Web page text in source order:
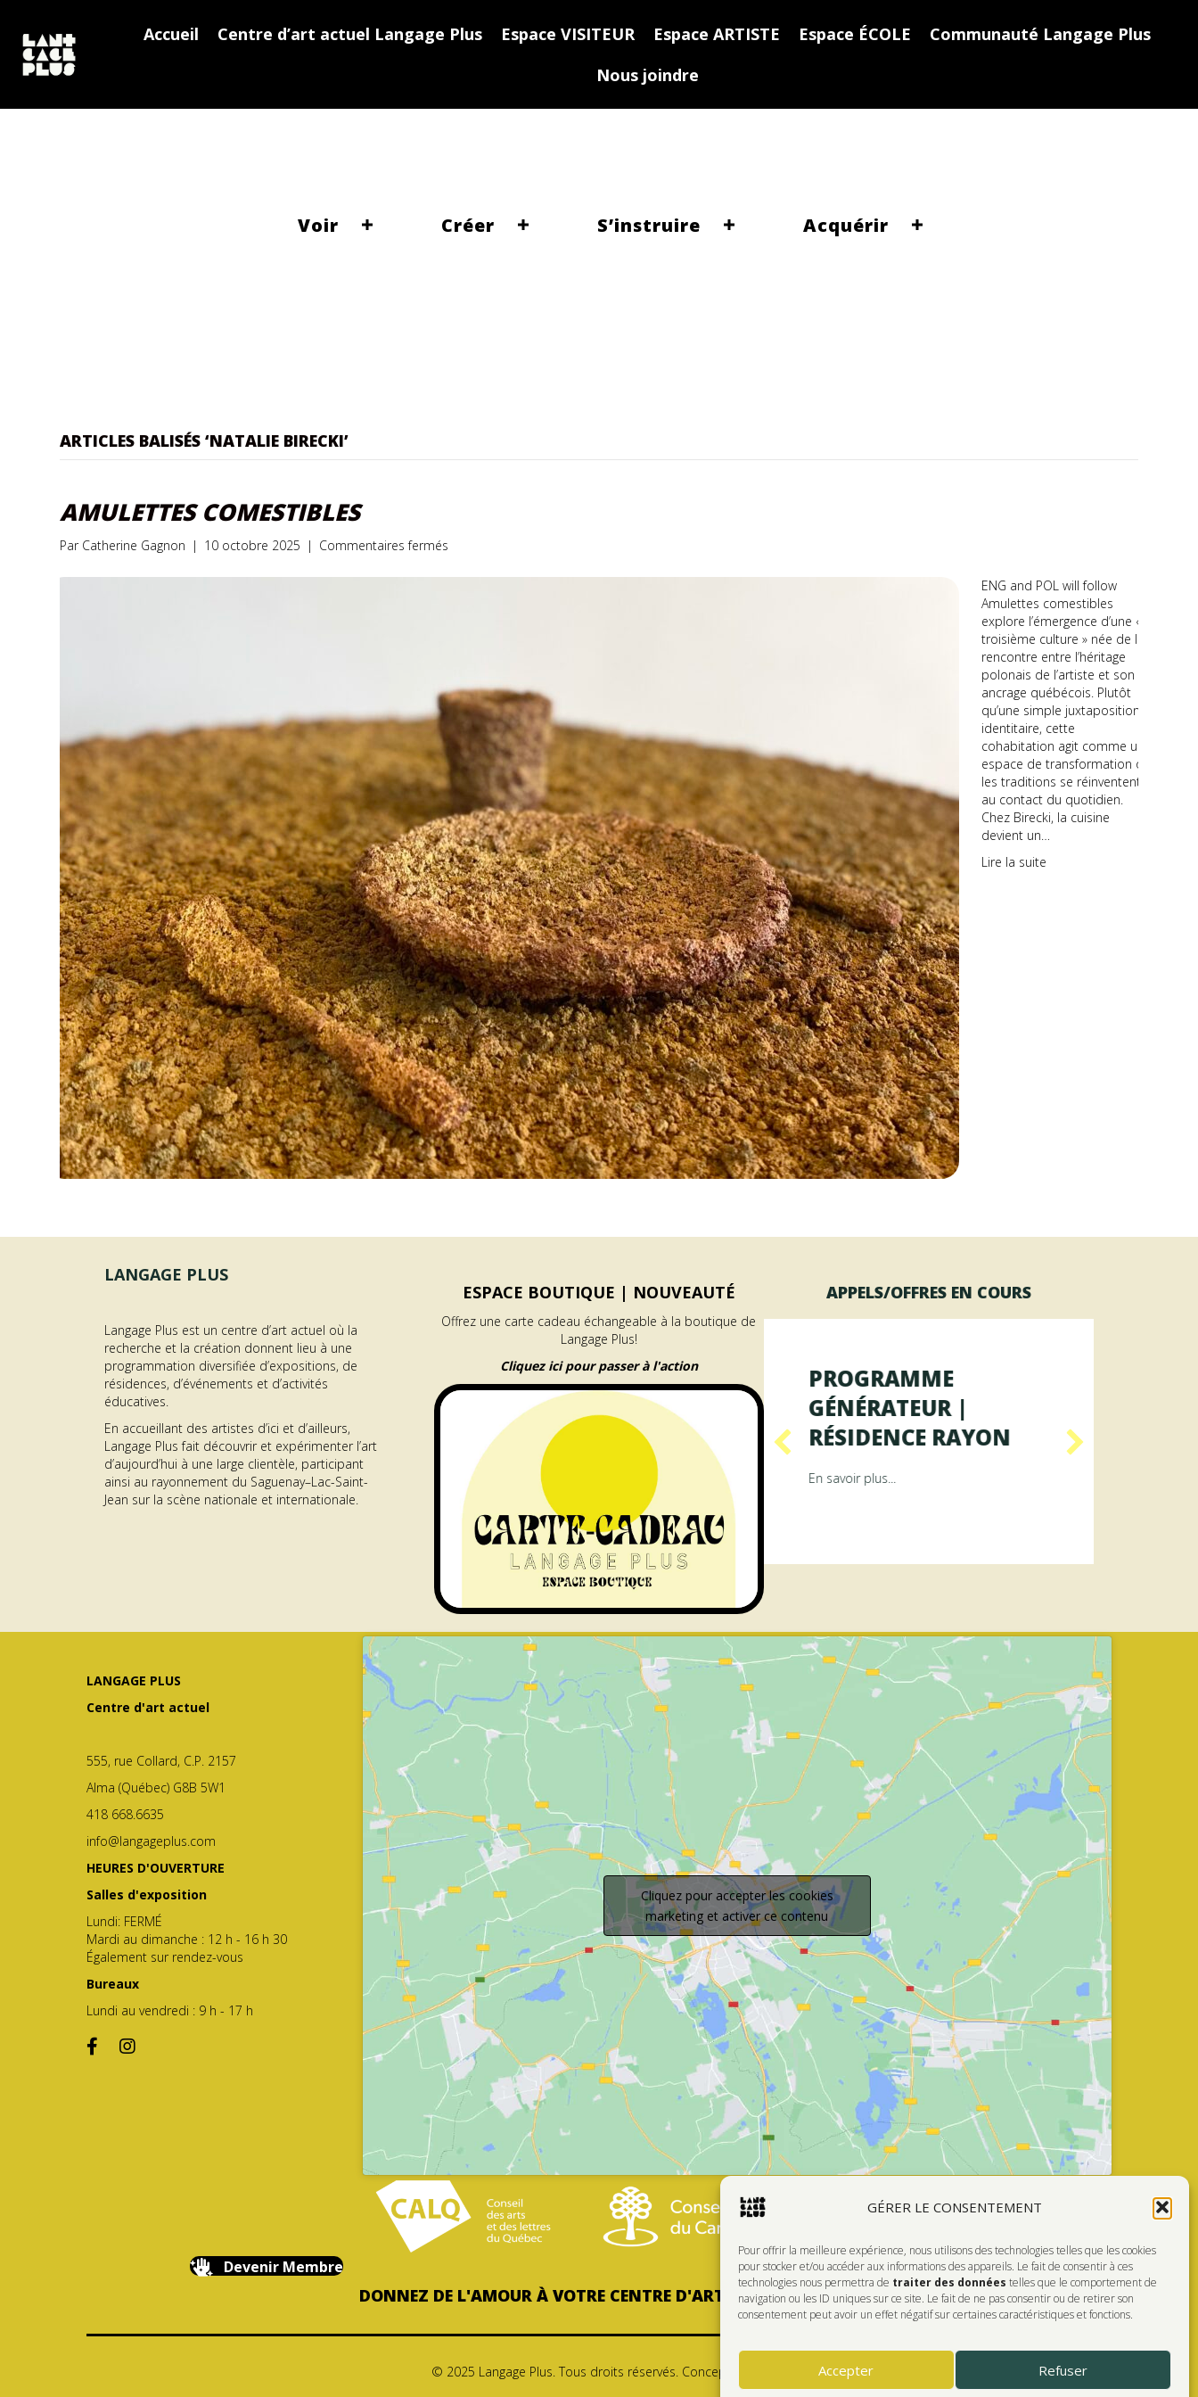
GÉRER LE CONSENTEMENT
Pour offrir la meilleure expérience, nous utilisons des technologies telles que les cookies
pour stocker et/ou accéder aux informations des appareils. Le fait de consentir à ces
technologies nous permettra de traiter des données telles que le comportement de
navigation ou les ID uniques sur ce site. Le fait de ne pas consentir ou de retirer son
consentement peut avoir un effet négatif sur certaines caractéristiques et fonctions.
Accepter Refuser
Accueil Centre d’art actuel Langage Plus Espace VISITEUR Espace ARTISTE Espace ÉCOLE
Communauté Langage Plus
Nous joindre
Voir Créer S’instruire Acquérir
ARTICLES BALISÉS ‘NATALIE BIRECKI’
AMULETTES COMESTIBLES
Par Catherine Gagnon | 10 octobre 2025 | Commentaires fermés
comestibles
ENG and POL will follow
Amulettes comestibles
explore l’émergence d’une «
troisième culture » née de la
rencontre entre l’héritage
polonais de l’artiste et son
ancrage québécois. Plutôt
qu’une simple juxtaposition
identitaire, cette
cohabitation agit comme un
espace de transformation où
les traditions se réinventent
au contact du quotidien.
Chez Birecki, la cuisine
devient un…
Lire la suite
LANGAGE PLUS
Langage Plus est un centre d’art actuel où la
recherche et la création donnent lieu à une
programmation diversifiée d’expositions, de
résidences, d’événements et d’activités
éducatives.
En accueillant des artistes d’ici et d’ailleurs,
Langage Plus fait découvrir et expérimenter l’art
d’aujourd’hui à une large clientèle, participant
ainsi au rayonnement du Saguenay–Lac-Saint-
Jean sur la scène nationale et internationale.
ESPACE BOUTIQUE | NOUVEAUTÉ
Offrez une carte cadeau échangeable à la boutique de
Langage Plus!
Cliquez ici pour passer à l'action
APPELS/OFFRES EN COURS
GÉNÉRATEUR | Résidence RAYON
OFFRE D’EMPLOI –
AGENT·E À L’ACCUEIL
DES PUBLICS
En savoir plus...about Offre d’emploi – Agent·e à l’accueil des publics
PROGRAMME
GÉNÉRATEUR |
RÉSIDENCE ARAMIS
En savoir plus... about Programme GÉNÉRATEUR | Résidence ArAMiS
PROGRAMME
GÉNÉRATEUR |
RÉSIDENCE RAYON
En savoir plus...
LANGAGE PLUS
Centre d'art actuel
555, rue Collard, C.P. 2157
Alma (Québec) G8B 5W1
418 668.6635
info@langageplus.com
HEURES D'OUVERTURE
Salles d'exposition
Lundi: FERMÉ
Mardi au dimanche : 12 h - 16 h 30
Également sur rendez-vous
Bureaux
Lundi au vendredi : 9 h - 17 h
Cliquez pour accepter les cookies
marketing et activer ce contenu
Devenir Membre
DONNEZ DE L'AMOUR À VOTRE CENTRE D'ARTISTES PRÉFÉRÉ!
Faire Un Don
© 2025 Langage Plus. Tous droits réservés. Conception: